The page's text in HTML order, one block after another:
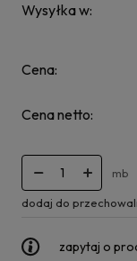
Wysyłka w:
Cena:
Cena netto:
mb
dodaj do
zapytaj o